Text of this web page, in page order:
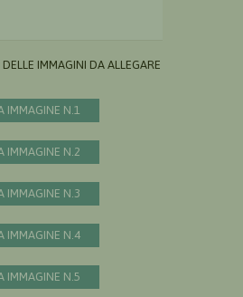
IMMAGINI DA ALLEGARE AL
IMMAGINE N.1
IMMAGINE N.2
IMMAGINE N.3
IMMAGINE N.4
IMMAGINE N.5